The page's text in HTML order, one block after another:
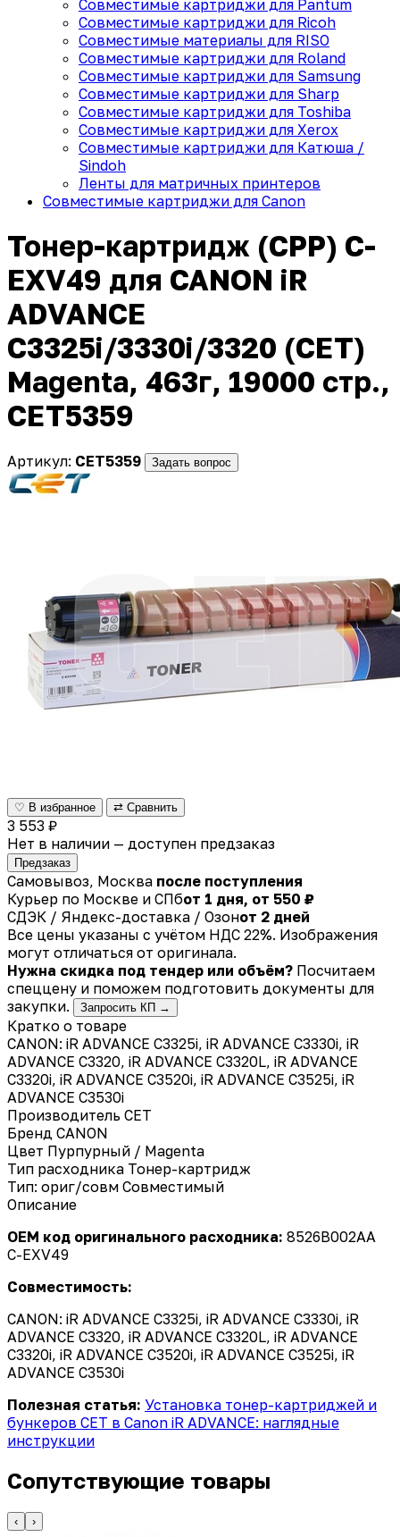
Совместимые картриджи для Pantum
Совместимые картриджи для Ricoh
Совместимые материалы для RISO
Совместимые картриджи для Roland
Совместимые картриджи для Samsung
Совместимые картриджи для Sharp
Совместимые картриджи для Toshiba
Совместимые картриджи для Xerox
Совместимые картриджи для Катюша /
Sindoh
Ленты для матричных принтеров
Совместимые картриджи для Canon
Тонер-картридж (CPP) C-
EXV49 для CANON iR
ADVANCE
C3325i/3330i/3320 (CET)
Magenta, 463г, 19000 стр.,
CET5359
Артикул: CET5359 Задать вопрос
♡ В избранное ⇄ Сравнить
3 553 ₽
Нет в наличии — доступен предзаказ
Предзаказ
Самовывоз, Москва после поступления
Курьер по Москве и СПбот 1 дня, от 550 ₽
СДЭК / Яндекс-доставка / Озонот 2 дней
Все цены указаны с учётом НДС 22%. Изображения
могут отличаться от оригинала.
Нужна скидка под тендер или объём? Посчитаем
спеццену и поможем подготовить документы для
закупки.
Запросить КП →
Кратко о товаре
CANON: iR ADVANCE C3325i, iR ADVANCE C3330i, iR
ADVANCE C3320, iR ADVANCE C3320L, iR ADVANCE
C3320i, iR ADVANCE C3520i, iR ADVANCE C3525i, iR
ADVANCE C3530i
Производитель CET
Бренд CANON
Цвет Пурпурный / Magenta
Тип расходника Тонер-картридж
Тип: ориг/совм Совместимый
Описание
OEM код оригинального расходника: 8526B002AA
C-EXV49
Совместимость:
CANON: iR ADVANCE C3325i, iR ADVANCE C3330i, iR
ADVANCE C3320, iR ADVANCE C3320L, iR ADVANCE
C3320i, iR ADVANCE C3520i, iR ADVANCE C3525i, iR
ADVANCE C3530i
Полезная статья: Установка тонер-картриджей и
бункеров CET в Canon iR ADVANCE: наглядные
инструкции
Сопутствующие товары
‹ ›